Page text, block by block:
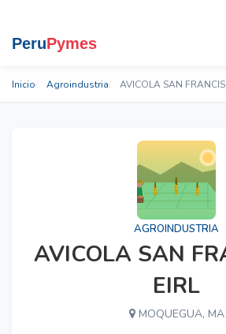
Inicio Agroindustria AVICOLA SAN
AGROINDUSTRIA
AVICOLA SAN
EIRL
MOQUEGUA, MA